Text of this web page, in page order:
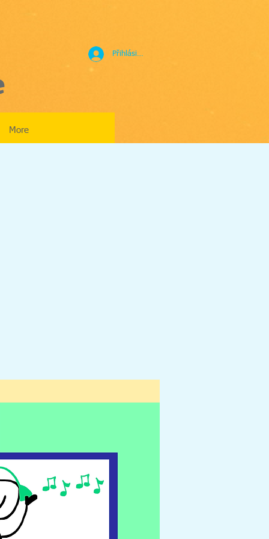
Přihlásit se
More